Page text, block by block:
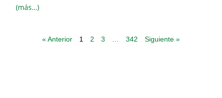
(más…)
« Anterior 1 2 3 … 342 Siguiente »